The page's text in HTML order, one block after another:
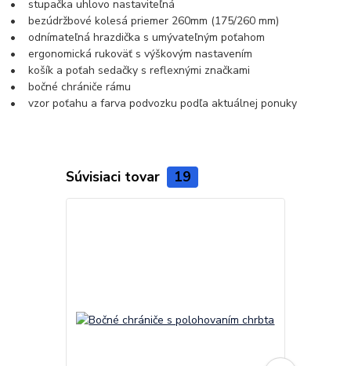
• stupačka uhlovo nastaviteľná
• bezúdržbové kolesá priemer 260mm (175/260 mm)
• odnímateľná hrazdička s umývateľným poťahom
• ergonomická rukoväť s výškovým nastavením
• košík a poťah sedačky s reflexnými značkami
• bočné chrániče rámu
• vzor poťahu a farva podvozku podľa aktuálnej ponuky
Súvisiaci tovar 19